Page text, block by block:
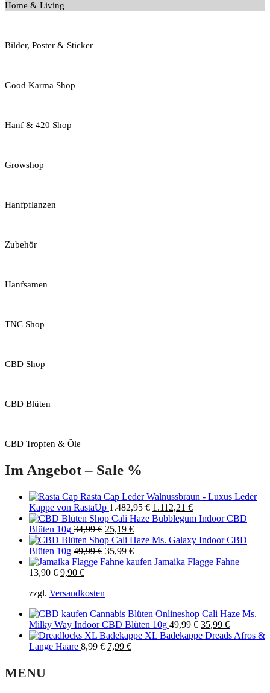
Home & Living
Bilder, Poster & Sticker
Good Karma Shop
Hanf & 420 Shop
Growshop
Hanfpflanzen
Zubehör
Hanfsamen
TNC Shop
CBD Shop
CBD Blüten
CBD Tropfen & Öle
Im Angebot – Sale %
Rasta Cap Leder Walnussbraun - Luxus Leder
Kappe von RastaUp 1.482,95€ Original
price
1.482,95 €.
1.112,21 €Current
price
1.112,21 €.
Cali Haze Bubblegum Indoor CBD
Blüten 10g 34,99€ Original
price
was:
34,99 €.
25,19 €Current
price
is:
25,19 €.
Cali Haze Ms. Galaxy Indoor CBD
Blüten 10g 49,99€ Original
price
35,99 €Current
price Jamaika Flagge Fahne
13,90€ Original
was:
9,90 €Current
is:
zzgl. Versandkosten
Cali Haze Ms.
Milky Way Indoor CBD Blüten 10g 49,99€ Original
price
35,99 €Current
price
XL Badekappe Dreads Afros &
Lange Haare 8,99€ Original
7,99 €Current
MENU